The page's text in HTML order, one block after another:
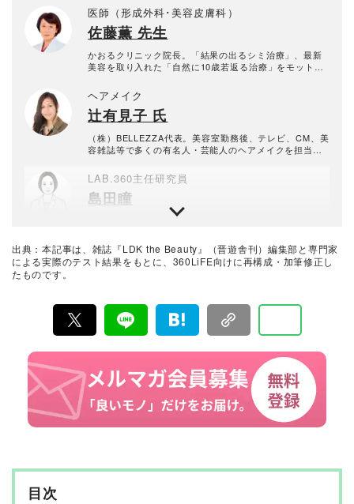
医師（形成外科･美容皮膚科）
佐藤薫 先生
かおるクリニック院長。「結果の出るシミ治療」、最新
美容を取り入れた「自然に10歳若返る治療」をモットー
鑑』（新星出版社）
ヘアメイク
辻有見子 氏
（株）BELLEZZA代表。美容室勤務後、テレビ、CM、美
容雑誌等で多くの有名人・芸能人のヘアメイクを担当。
LAB.360主任研究員
島田瞳
晋遊舎のテスト専門機関「LAB.360」主任研究員。年間3
キンケア・メイクアップ化粧品、家電製品など美容関連
の試験に約15年携わり、ヒト肌に関わる計測・評価を行
う。メーカーや出版社からの依頼試験に従事し、ユニー
評価を心がけている。
美容とコスメのおすすめベストバイ
『LDK the Beauty』は2015年8月19日に発刊、晋遊舎か
ら毎月22日に発行されている「世界でただ1つ、コスメを
本音で評価する雑誌」および、美容情報のおすすめメデ
ィアです。コスメやスキンケア製品を多角的に検証し、
その実力を忖度なしで評価しています。『LDK the Beau
ty』の展開は雑誌にとどまらず、Instagramなど様々なメ
ディアで情報を発信中。姉妹誌であるテストする女性誌
『LDK』と同様、メーカーに忖度する事なく、編集部と
専門家、そして社内検証機関が実際に使ってテストし
て、消費者におすすめな美容情報をお届け。約15名の編
集体制で日々の検証・記事制作を行っています。
出典：本記事は、雑誌『LDK the Beauty』（晋遊舎刊）編集部と専門家
による実際のテスト結果をもとに、360LiFE向けに再構成・加筆修正し
たものです。
目次